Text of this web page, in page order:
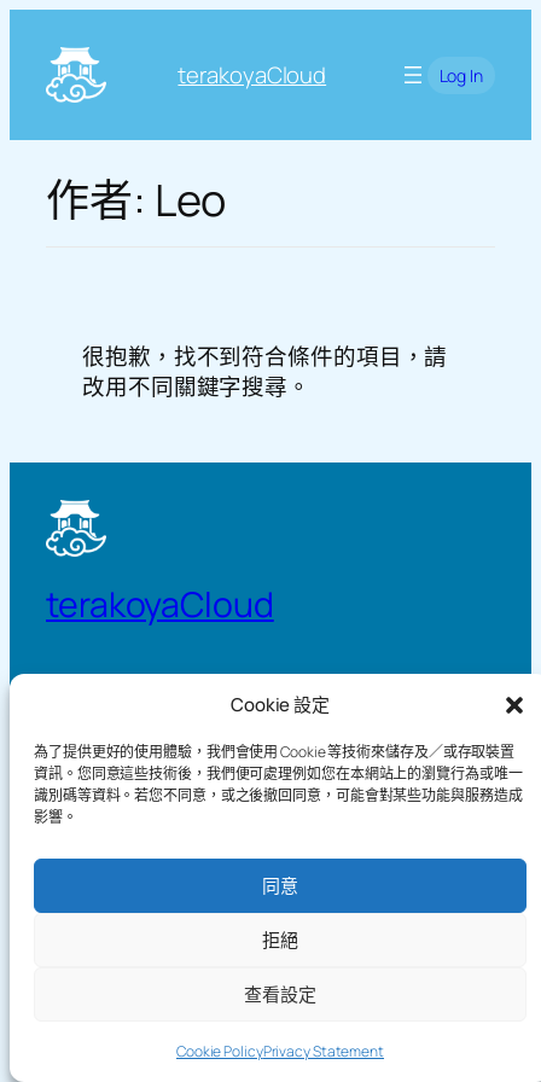
Cookie 設定
為了提供更好的使用體驗，我們會使用 Cookie 等技術來儲存及／或存取裝置
資訊。您同意這些技術後，我們便可處理例如您在本網站上的瀏覽行為或唯一
識別碼等資料。若您不同意，或之後撤回同意，可能會對某些功能與服務造成
影響。
同意
拒絕
查看設定
Cookie PolicyPrivacy Statement
內
terakoyaCloud Log In
作者: Leo
很抱歉，找不到符合條件的項目，請
改用不同關鍵字搜尋。
terakoyaCloud
Knowledge
Blog
Games
Demo
Privacy Policy
Terms of Service
Copyright©2026 terakoyaCloud. All Rights Reserved.